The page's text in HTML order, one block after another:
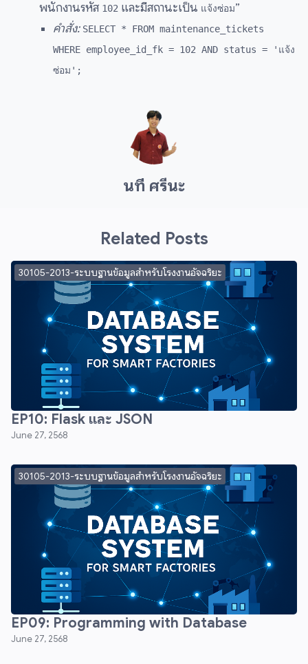
พนักงานรหัส 102และมีสถานะเป็น แจ้งซ่อม”
คำสั่ง: SELECT * FROM maintenance_tickets
WHERE employee_id_fk = 102 AND status = 'แจ้ง
ซ่อม';
นที ศรีนะ
Related Posts
30105-2013-ระบบฐานข้อมูลสำหรับโรงงานอัจฉริยะ
EP10: Flask และ JSON
June 27, 2568
30105-2013-ระบบฐานข้อมูลสำหรับโรงงานอัจฉริยะ
EP09: Programming with Database
June 27, 2568